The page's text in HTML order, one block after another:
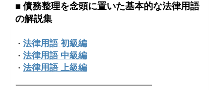
■ 債務整理を念頭に置いた基本的な法律用語
の解説集
・ 法律用語 初級編
・ 法律用語 中級編
・ 法律用語 上級編